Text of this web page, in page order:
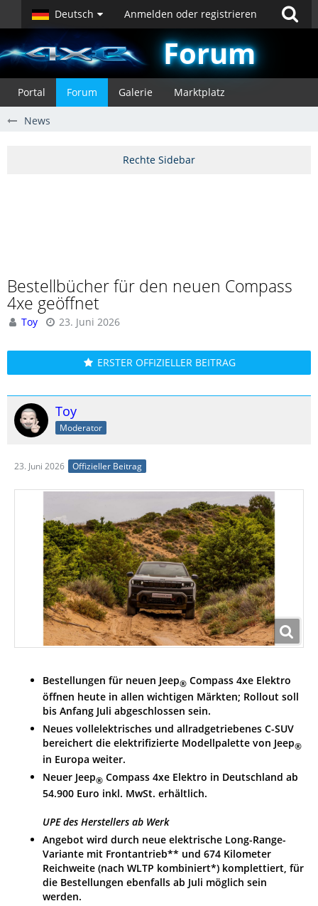
Deutsch Anmelden oder registrieren
Forum
Portal Forum Galerie Marktplatz
News
Bestellbücher für den neuen Compass
4xe geöffnet
Toy 23. Juni 2026
ERSTER OFFIZIELLER BEITRAG
Toy
Moderator
23. Juni 2026 Offizieller Beitrag
Bestellungen für neuen Jeep® Compass 4xe Elektro
öffnen heute in allen wichtigen Märkten; Rollout soll
bis Anfang Juli abgeschlossen sein.
Neues vollelektrisches und allradgetriebenes C-SUV
bereichert die elektrifizierte Modellpalette von Jeep®
in Europa weiter.
Neuer Jeep® Compass 4xe Elektro in Deutschland ab
54.900 Euro inkl. MwSt. erhältlich.
UPE des Herstellers ab Werk
Angebot wird durch neue elektrische Long-Range-
Variante mit Frontantrieb** und 674 Kilometer
Reichweite (nach WLTP kombiniert*) komplettiert, für
die Bestellungen ebenfalls ab Juli möglich sein
werden.